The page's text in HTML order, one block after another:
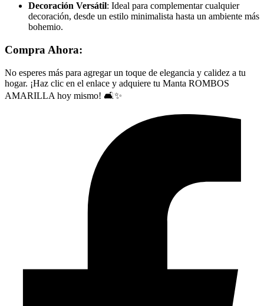
Decoración Versátil: Ideal para complementar cualquier
decoración, desde un estilo minimalista hasta un ambiente más
bohemio.
Compra Ahora:
No esperes más para agregar un toque de elegancia y calidez a tu
hogar. ¡Haz clic en el enlace y adquiere tu Manta ROMBOS
AMARILLA hoy mismo! 🛋️✨